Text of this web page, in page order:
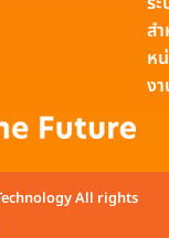
ส
ห
ง
All rights